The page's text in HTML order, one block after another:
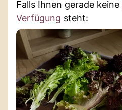
Falls Ihnen gerade keine
Verfügung steht: